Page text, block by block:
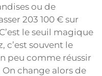
ou de
203 100 € sur
le seuil magique
c’est souvent le
peu comme réussir
change alors de